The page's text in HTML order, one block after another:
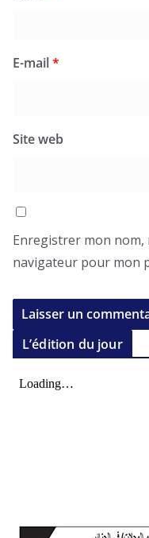
E-mail*
Site web
Enregistrer mon nom,
navigateur pour mon
L’édition du jour